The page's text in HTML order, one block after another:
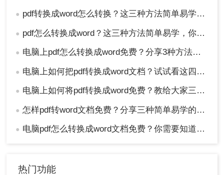
● pdf转换成word怎么转换？这三种方法简单易学，你一定要知道！
● pdf怎么转换成word？这三种方法简单易学，你一定要知道！
● 电脑上pdf怎么转换成word免费？分享3种方法简单易学！
● 电脑上如何把pdf转换成word文档？试试看这四种方法！
● 电脑上如何将pdf转换成word免费？教给大家三种方法！
● 怎样pdf转word文档免费？分享三种简单易学的转换方法！
● 电脑pdf怎么转换成word文档免费？你需要知道这三个方法！
热门功能